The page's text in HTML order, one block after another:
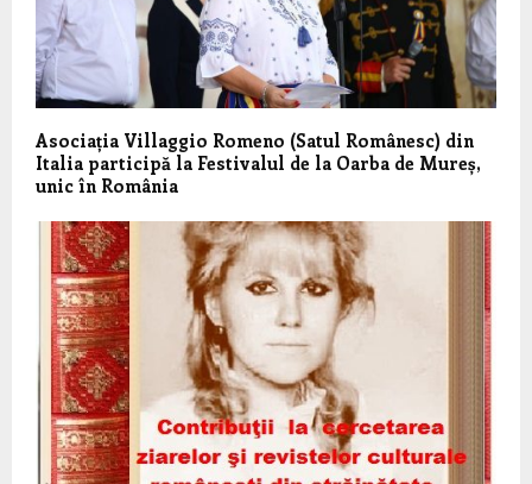
Asociația Villaggio Romeno (Satul Românesc) din
Italia participă la Festivalul de la Oarba de Mureș,
unic în România